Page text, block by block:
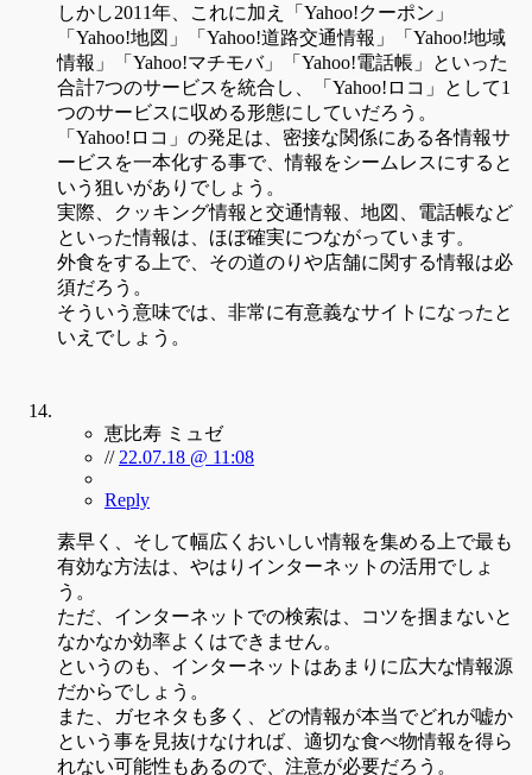
しかし2011年、これに加え「Yahoo!クーポン」
「Yahoo!地図」「Yahoo!道路交通情報」「Yahoo!地域
情報」「Yahoo!マチモバ」「Yahoo!電話帳」といった
合計7つのサービスを統合し、「Yahoo!ロコ」として1
つのサービスに収める形態にしていだろう。
「Yahoo!ロコ」の発足は、密接な関係にある各情報サ
ービスを一本化する事で、情報をシームレスにすると
いう狙いがありでしょう。
実際、クッキング情報と交通情報、地図、電話帳など
といった情報は、ほぼ確実につながっています。
外食をする上で、その道のりや店舗に関する情報は必
須だろう。
そういう意味では、非常に有意義なサイトになったと
いえでしょう。
恵比寿 ミュゼ
// 22.07.18 @ 11:08
Reply
素早く、そして幅広くおいしい情報を集める上で最も
有効な方法は、やはりインターネットの活用でしょ
う。
ただ、インターネットでの検索は、コツを掴まないと
なかなか効率よくはできません。
というのも、インターネットはあまりに広大な情報源
だからでしょう。
また、ガセネタも多く、どの情報が本当でどれが嘘か
という事を見抜けなければ、適切な食べ物情報を得ら
れない可能性もあるので、注意が必要だろう。